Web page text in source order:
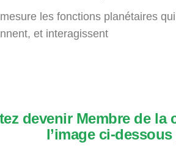
les fonctions planétaires
et interagissent
devenir Membre de
l’image ci-